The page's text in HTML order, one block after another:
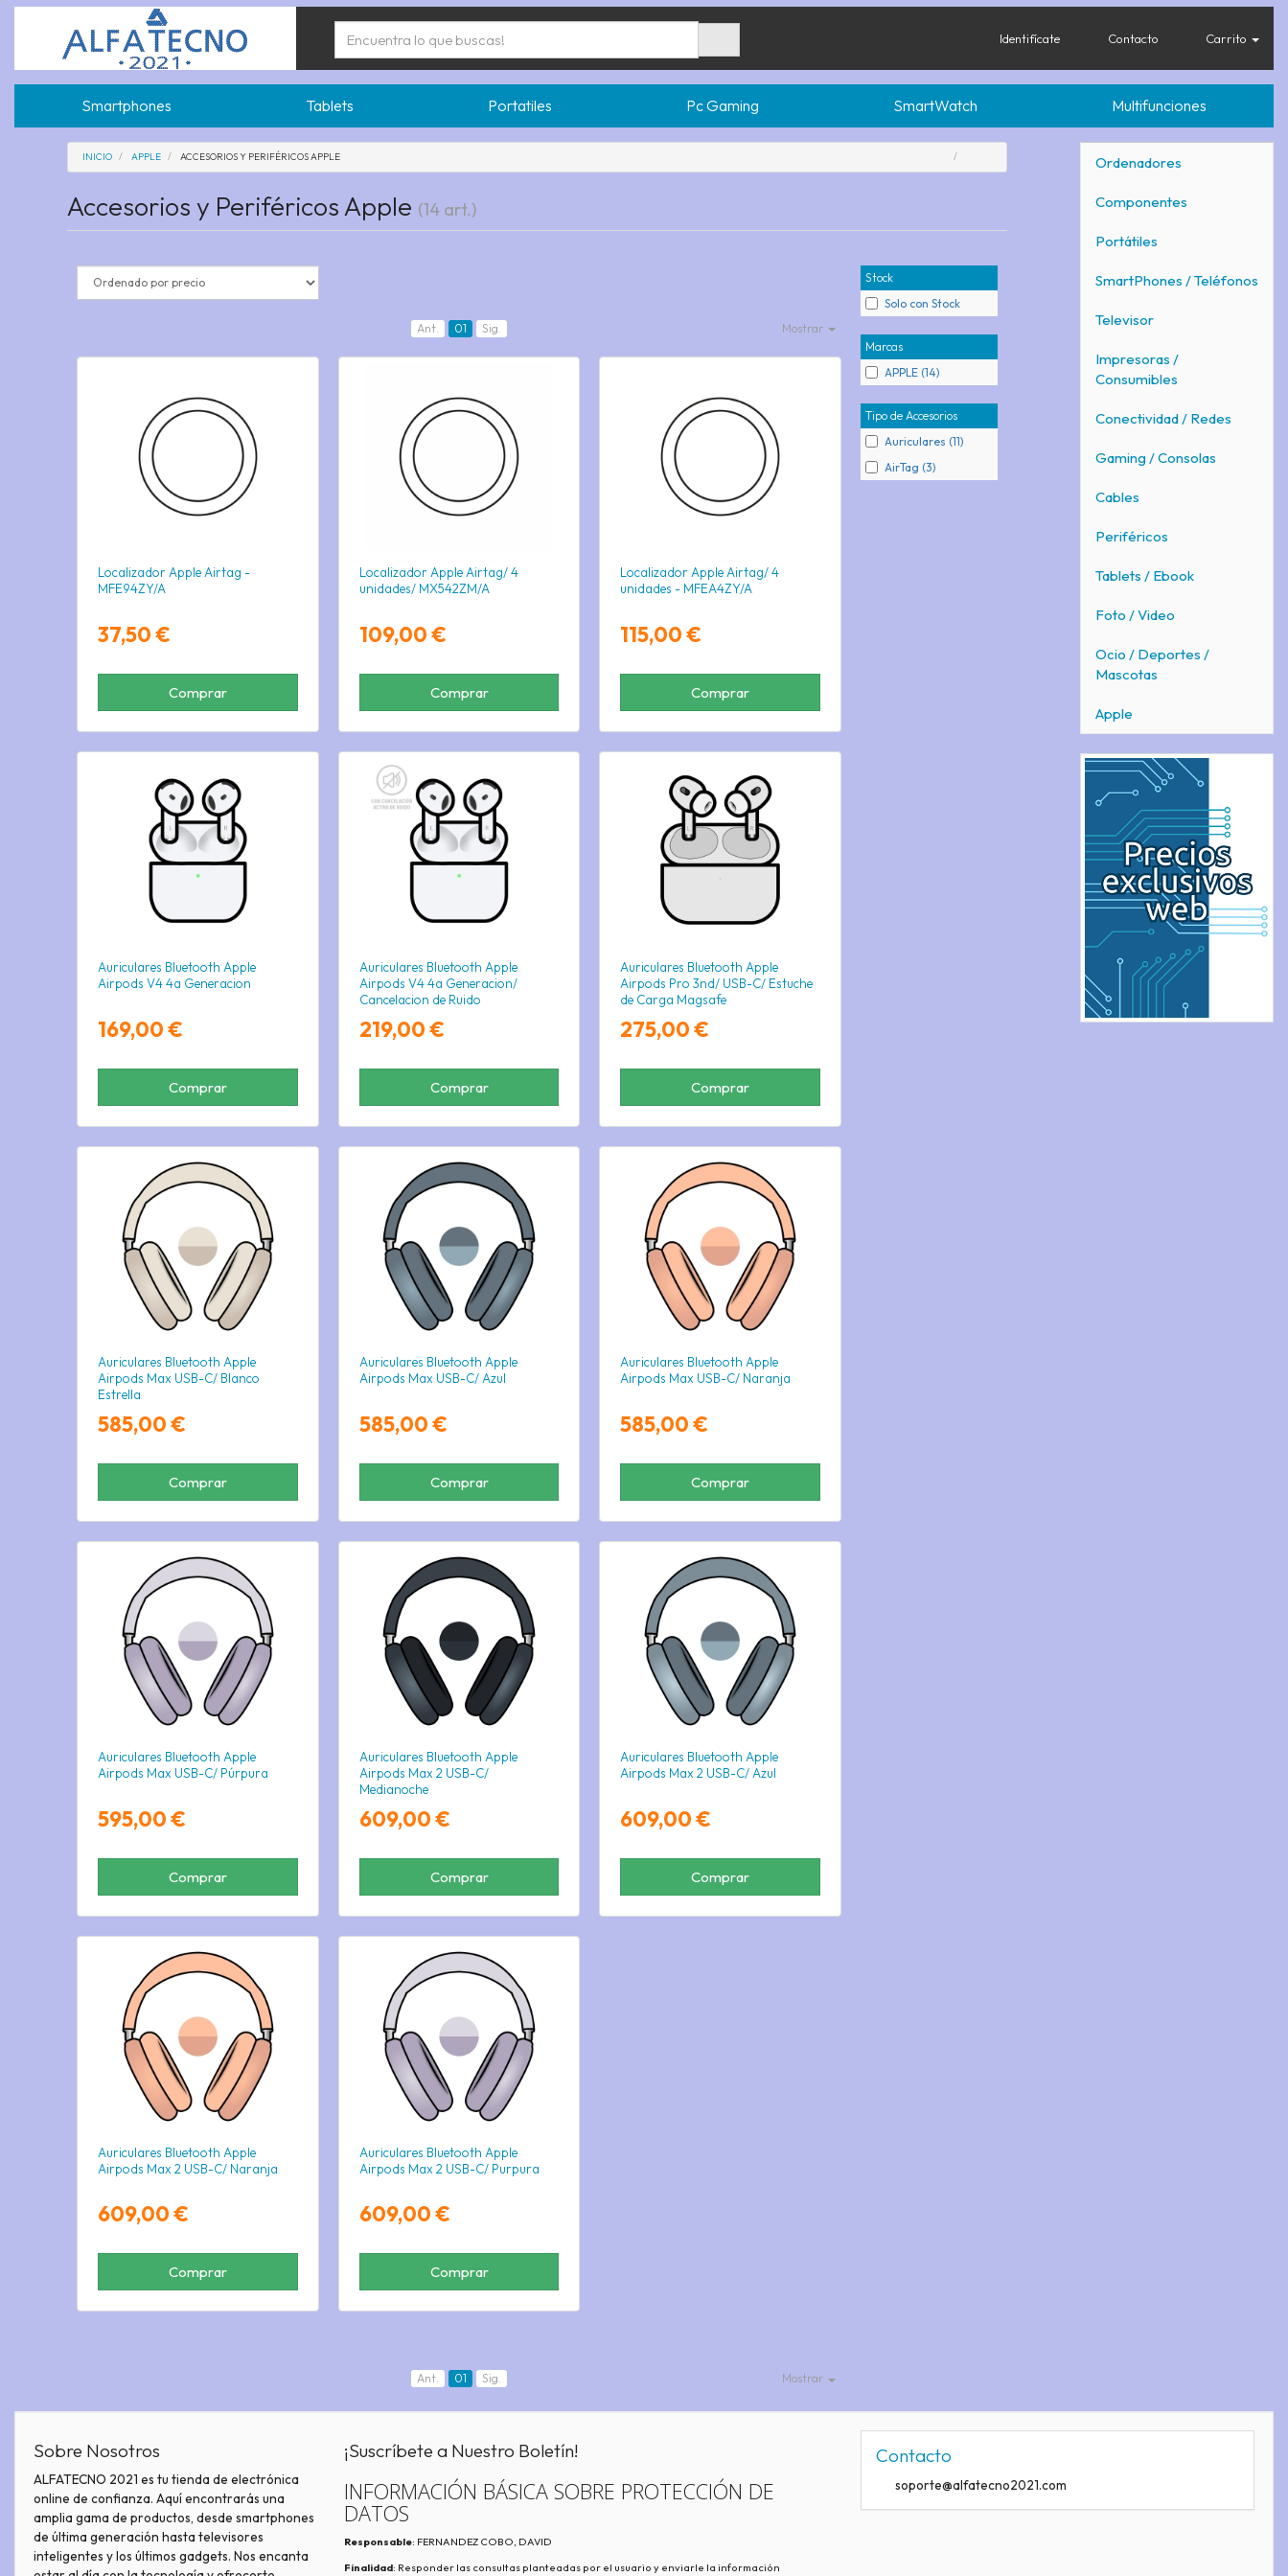
Identifícate Contacto Carrito
Smartphones Tablets Portatiles Pc Gaming SmartWatch Multifunciones
Ordenadores
Componentes
Portátiles
SmartPhones / Teléfonos
Televisor
Impresoras /
Consumibles
Conectividad / Redes
Gaming / Consolas
Cables
Periféricos
Tablets / Ebook
Foto / Video
Ocio / Deportes /
Mascotas
Apple
INICIO APPLE ACCESORIOS Y PERIFÉRICOS APPLE
Accesorios y Periféricos Apple (14 art.)
Stock
Solo con Stock
Marcas
APPLE (14)
Tipo de Accesorios
Auriculares (11)
AirTag (3)
Ant. 01 Sig. Mostrar
Localizador Apple Airtag -
MFE94ZY/A
37,50 €
Comprar
Localizador Apple Airtag/ 4
unidades/ MX542ZM/A
109,00 €
Comprar
Localizador Apple Airtag/ 4
unidades - MFEA4ZY/A
115,00 €
Comprar
Auriculares Bluetooth Apple
Airpods V4 4a Generacion
169,00 €
Comprar
Auriculares Bluetooth Apple
Airpods V4 4a Generacion/
Cancelacion de Ruido
219,00 €
Comprar
Auriculares Bluetooth Apple
Airpods Pro 3nd/ USB-C/ Estuche
de Carga Magsafe
275,00 €
Comprar
Auriculares Bluetooth Apple
Airpods Max USB-C/ Blanco
Estrella
585,00 €
Comprar
Auriculares Bluetooth Apple
Airpods Max USB-C/ Azul
585,00 €
Comprar
Auriculares Bluetooth Apple
Airpods Max USB-C/ Naranja
585,00 €
Comprar
Auriculares Bluetooth Apple
Airpods Max USB-C/ Púrpura
595,00 €
Comprar
Auriculares Bluetooth Apple
Airpods Max 2 USB-C/
Medianoche
609,00 €
Comprar
Auriculares Bluetooth Apple
Airpods Max 2 USB-C/ Azul
609,00 €
Comprar
Auriculares Bluetooth Apple
Airpods Max 2 USB-C/ Naranja
609,00 €
Comprar
Auriculares Bluetooth Apple
Airpods Max 2 USB-C/ Purpura
609,00 €
Comprar
Ant. 01 Sig. Mostrar
Sobre Nosotros
ALFATECNO 2021 es tu tienda de electrónica
online de confianza. Aquí encontrarás una
amplia gama de productos, desde smartphones
de última generación hasta televisores
inteligentes y los últimos gadgets. Nos encanta
¡Suscríbete a Nuestro Boletín!
INFORMACIÓN BÁSICA SOBRE PROTECCIÓN DE
DATOS
Responsable: FERNANDEZ COBO, DAVID
Finalidad: Responder las consultas planteadas por el usuario y enviarle la información
Contacto
soporte@alfatecno2021.com